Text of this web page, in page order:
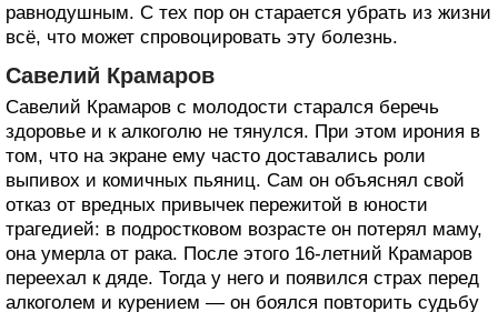
равнодушным. С тех пор он старается убрать из жизни
всё, что может спровоцировать эту болезнь.
Савелий Крамаров
Савелий Крамаров с молодости старался беречь
здоровье и к алкоголю не тянулся. При этом ирония в
том, что на экране ему часто доставались роли
выпивох и комичных пьяниц. Сам он объяснял свой
отказ от вредных привычек пережитой в юности
трагедией: в подростковом возрасте он потерял маму,
она умерла от рака. После этого 16-летний Крамаров
переехал к дяде. Тогда у него и появился страх перед
алкоголем и курением — он боялся повторить судьбу